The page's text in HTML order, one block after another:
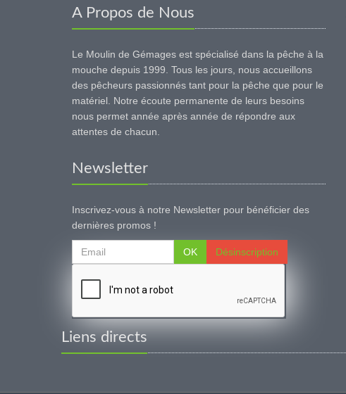
A Propos de Nous
Le Moulin de Gémages est spécialisé dans la pêche à la
mouche depuis 1999. Tous les jours, nous accueillons
des pêcheurs passionnés tant pour la pêche que pour le
matériel. Notre écoute permanente de leurs besoins
nous permet année après année de répondre aux
attentes de chacun.
Newsletter
Inscrivez-vous à notre Newsletter pour bénéficier des
dernières promos !
OK Désinscription
Liens directs